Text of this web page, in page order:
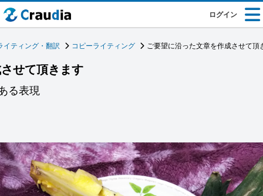
ログイン
イティング・翻訳 コピーライティング ご要望に沿った文章を作成させて頂
せて頂きます
る表現